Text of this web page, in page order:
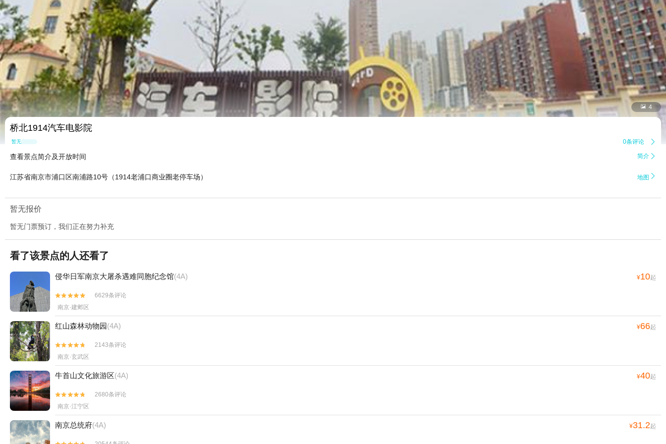
 4
桥北1914汽车电影院
暂无点评 0条评论 
查看景点简介及开放时间 简介 
江苏省南京市浦口区南浦路10号（1914老浦口商业圈老停车场） 地图 
暂无报价
暂无门票预订，我们正在努力补充
看了该景点的人还看了
侵华日军南京大屠杀遇难同胞纪念馆(4A) ¥10起


6629条评论
南京·建邺区
红山森林动物园(4A) ¥66起


2143条评论
南京·玄武区
牛首山文化旅游区(4A) ¥40起


2680条评论
南京·江宁区
南京总统府(4A) ¥31.2起